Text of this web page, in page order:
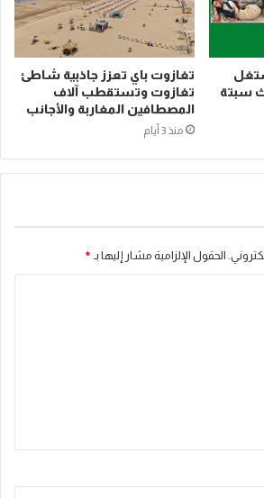
سبتة
تغازوت باي تعزز جاذبية شاطئ
تغازوت وتستقطب آلاف
المصطافين المغاربة والأجانب
منذ 3 أيام
الحقول الإلزامية مشار إليها بـ *